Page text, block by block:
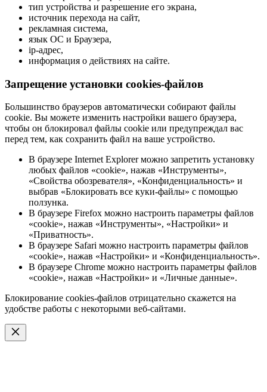
тип устройства и разрешение его экрана,
источник перехода на сайт,
рекламная система,
язык ОС и Браузера,
ip-адрес,
информация о действиях на сайте.
Запрещение установки cookies-файлов
Большинство браузеров автоматически собирают файлы
cookie. Вы можете изменить настройки вашего браузера,
чтобы он блокировал файлы cookie или предупреждал вас
перед тем, как сохранить файл на ваше устройство.
В браузере Internet Explorer можно запретить установку
любых файлов «cookie», нажав «Инструменты»,
«Свойства обозревателя», «Конфиденциальность» и
выбрав «Блокировать все куки-файлы» с помощью
ползунка.
В браузере Firefox можно настроить параметры файлов
«cookie», нажав «Инструменты», «Настройки» и
«Приватность».
В браузере Safari можно настроить параметры файлов
«cookie», нажав «Настройки» и «Конфиденциальность».
В браузере Chrome можно настроить параметры файлов
«cookie», нажав «Настройки» и «Личные данные».
Блокирование cookies-файлов отрицательно скажется на
удобстве работы с некоторыми веб-сайтами.